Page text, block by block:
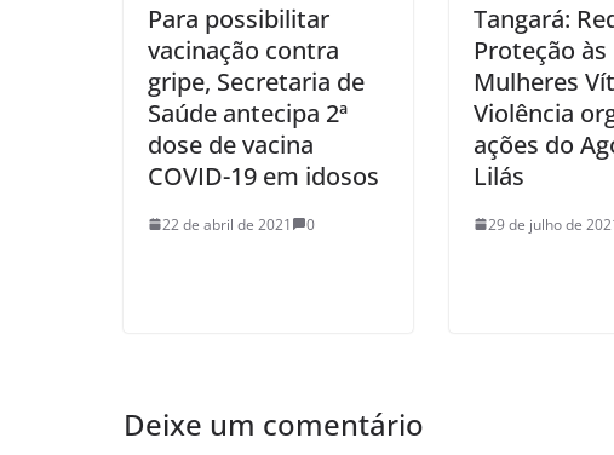
Para possibilitar
vacinação contra
gripe, Secretaria de
Saúde antecipa 2ª
dose de vacina
COVID-19 em idosos
22 de abril de 2021 0
Tangará:
Proteção às
Mulheres
Violência
ações do
Lilás
29 de julho de
Deixe um comentário